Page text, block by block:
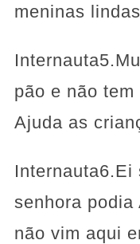
meninas lindas
pão e não
Ajuda as
Internauta6.Ei
senhora podia
não vim aqui